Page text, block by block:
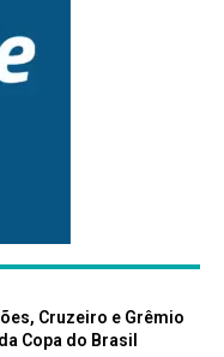
Cruzeiro e Grêmio
Copa do Brasil